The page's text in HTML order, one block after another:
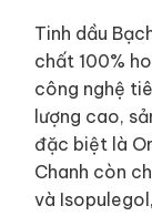
Tinh dầu
chất 100%
công nghệ
lượng cao,
đặc biệt là
Chanh còn
và